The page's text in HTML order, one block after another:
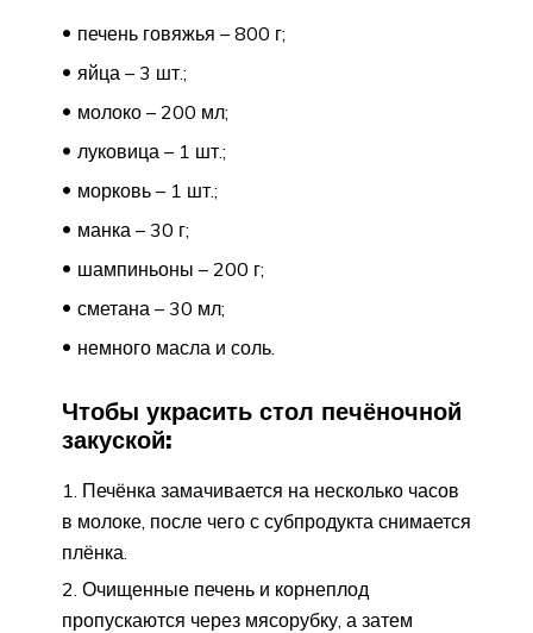
печень говяжья – 800 г;
яйца – 3 шт.;
молоко – 200 мл;
луковица – 1 шт.;
морковь – 1 шт.;
манка – 30 г;
шампиньоны – 200 г;
сметана – 30 мл;
немного масла и соль.
Чтобы украсить стол печёночной
закуской:
Печёнка замачивается на несколько часов
в молоке, после чего с субпродукта снимается
плёнка.
Очищенные печень и корнеплод
пропускаются через мясорубку, а затем